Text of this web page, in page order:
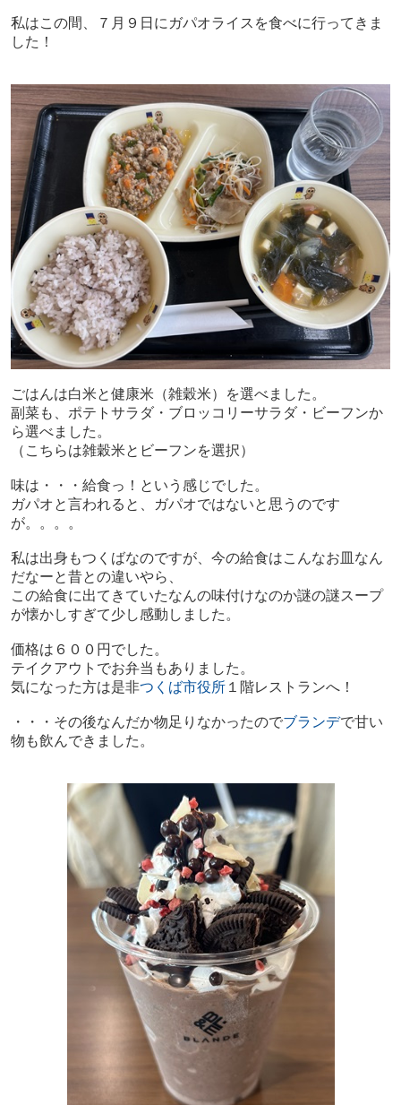
私はこの間、７月９日にガパオライスを食べに行ってきま
した！
ごはんは白米と健康米（雑穀米）を選べました。
副菜も、ポテトサラダ・ブロッコリーサラダ・ビーフンか
ら選べました。
（こちらは雑穀米とビーフンを選択）
味は・・・給食っ！という感じでした。
ガパオと言われると、ガパオではないと思うのです
が。。。。
私は出身もつくばなのですが、今の給食はこんなお皿なん
だなーと昔との違いやら、
この給食に出てきていたなんの味付けなのか謎の謎スープ
が懐かしすぎて少し感動しました。
価格は６００円でした。
テイクアウトでお弁当もありました。
気になった方は是非つくば市役所１階レストランへ！
・・・その後なんだか物足りなかったのでブランデで甘い
物も飲んできました。